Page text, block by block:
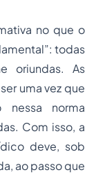
no que o
todas
oriundas. As
uma vez que
nessa norma
Com isso, a
deve, sob
ao passo que